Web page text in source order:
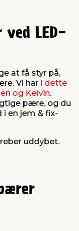
ved LED-
at få styr på,
Vi har i dette
og Kelvin.
pære, og du
en jem & fix-
uddybet.